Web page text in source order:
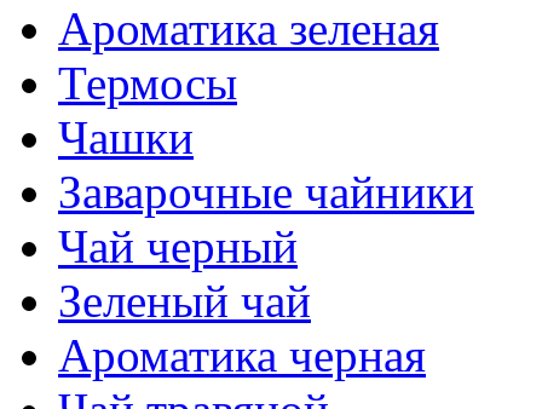
Ароматика зеленая
Термосы
Чашки
Заварочные чайники
Чай черный
Зеленый чай
Ароматика черная